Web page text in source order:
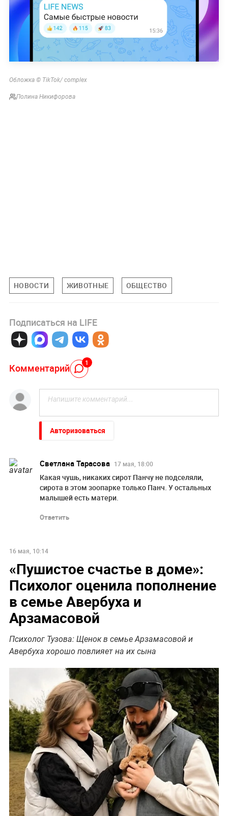
Обложка © TikTok/ complex
Полина Никифорова
НОВОСТИ ЖИВОТНЫЕ ОБЩЕСТВО
Подписаться на LIFE
Комментарий 1
Авторизоваться
Светлана Тарасова 17 мая, 18:00
Какая чушь, никаких сирот Панчу не подселяли,
сирота в этом зоопарке только Панч. У остальных
малышей есть матери.
Ответить
16 мая, 10:14
«Пушистое счастье в доме»:
Психолог оценила пополнение
в семье Авербуха и
Арзамасовой
Психолог Тузова: Щенок в семье Арзамасовой и
Авербуха хорошо повлияет на их сына